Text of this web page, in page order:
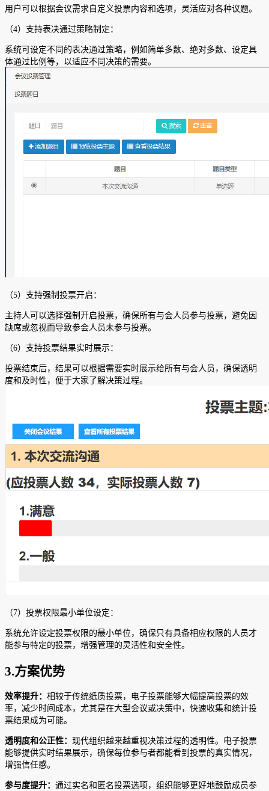
用户可以根据会议需求自定义投票内容和选项，灵活应对各种议题。
（4）支持表决通过策略制定：
系统可设定不同的表决通过策略，例如简单多数、绝对多数、设定具
体通过比例等，以适应不同决策的需要。
（5）支持强制投票开启：
主持人可以选择强制开启投票，确保所有与会人员参与投票，避免因
缺席或忽视而导致参会人员未参与投票。
（6）支持投票结果实时展示：
投票结束后，结果可以根据需要实时展示给所有与会人员，确保透明
度和及时性，便于大家了解决策过程。
（7）投票权限最小单位设定：
系统允许设定投票权限的最小单位，确保只有具备相应权限的人员才
能参与特定的投票，增强管理的灵活性和安全性。
3.方案优势
效率提升： 相较于传统纸质投票，电子投票能够大幅提高投票的效
率，减少时间成本，尤其是在大型会议或决策中，快速收集和统计投
票结果成为可能。
透明度和公正性： 现代组织越来越重视决策过程的透明性。电子投票
能够提供实时结果展示，确保每位参与者都能看到投票的真实情况，
增强信任感。
参与度提升： 通过实名和匿名投票选项，组织能够更好地鼓励成员参